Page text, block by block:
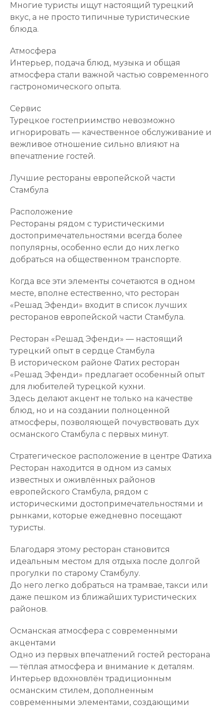
Многие туристы ищут настоящий турецкий
вкус, а не просто типичные туристические
блюда.
Атмосфера
Интерьер, подача блюд, музыка и общая
атмосфера стали важной частью современного
гастрономического опыта.
Сервис
Турецкое гостеприимство невозможно
игнорировать — качественное обслуживание и
вежливое отношение сильно влияют на
впечатление гостей.
Лучшие рестораны европейской части
Стамбула
Расположение
Рестораны рядом с туристическими
достопримечательностями всегда более
популярны, особенно если до них легко
добраться на общественном транспорте.
Когда все эти элементы сочетаются в одном
месте, вполне естественно, что ресторан
«Решад Эфенди» входит в список лучших
ресторанов европейской части Стамбула.
Ресторан «Решад Эфенди» — настоящий
турецкий опыт в сердце Стамбула
В историческом районе Фатих ресторан
«Решад Эфенди» предлагает особенный опыт
для любителей турецкой кухни.
Здесь делают акцент не только на качестве
блюд, но и на создании полноценной
атмосферы, позволяющей почувствовать дух
османского Стамбула с первых минут.
Стратегическое расположение в центре Фатиха
Ресторан находится в одном из самых
известных и оживлённых районов
европейского Стамбула, рядом с
историческими достопримечательностями и
рынками, которые ежедневно посещают
туристы.
Благодаря этому ресторан становится
идеальным местом для отдыха после долгой
прогулки по старому Стамбулу.
До него легко добраться на трамвае, такси или
даже пешком из ближайших туристических
районов.
Османская атмосфера с современными
акцентами
Одно из первых впечатлений гостей ресторана
— тёплая атмосфера и внимание к деталям.
Интерьер вдохновлён традиционным
османским стилем, дополненным
современными элементами, создающими